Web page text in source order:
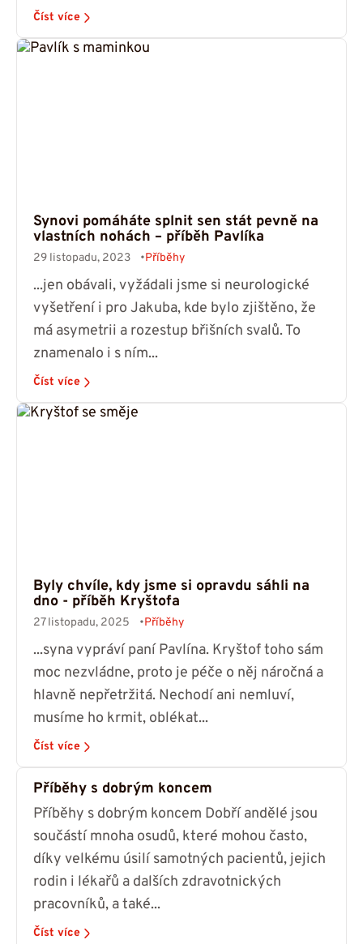
Číst více
Synovi pomáháte splnit sen stát pevně na
vlastních nohách – příběh Pavlíka
29 listopadu, 2023 Příběhy
...jen obávali, vyžádali jsme si neurologické
vyšetření i pro Jakuba, kde bylo zjištěno, že
má asymetrii a rozestup břišních svalů. To
znamenalo i s ním...
Číst více
Byly chvíle, kdy jsme si opravdu sáhli na
dno - příběh Kryštofa
27 listopadu, 2025 Příběhy
...syna vypráví paní Pavlína. Kryštof toho sám
moc nezvládne, proto je péče o něj náročná a
hlavně nepřetržitá. Nechodí ani nemluví,
musíme ho krmit, oblékat...
Číst více
Příběhy s dobrým koncem
Příběhy s dobrým koncem Dobří andělé jsou
součástí mnoha osudů, které mohou často,
díky velkému úsilí samotných pacientů, jejich
rodin i lékařů a dalších zdravotnických
pracovníků, a také...
Číst více